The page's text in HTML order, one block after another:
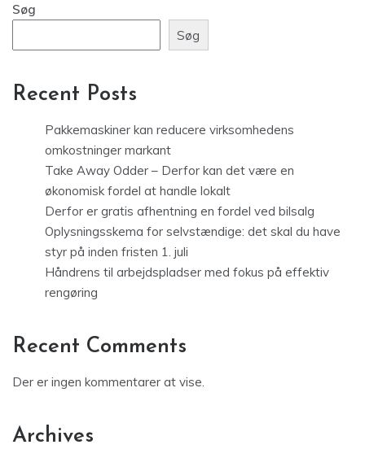
Søg
Søg
Recent Posts
Pakkemaskiner kan reducere virksomhedens
omkostninger markant
Take Away Odder – Derfor kan det være en
økonomisk fordel at handle lokalt
Derfor er gratis afhentning en fordel ved bilsalg
Oplysningsskema for selvstændige: det skal du have
styr på inden fristen 1. juli
Håndrens til arbejdspladser med fokus på effektiv
rengøring
Recent Comments
Der er ingen kommentarer at vise.
Archives